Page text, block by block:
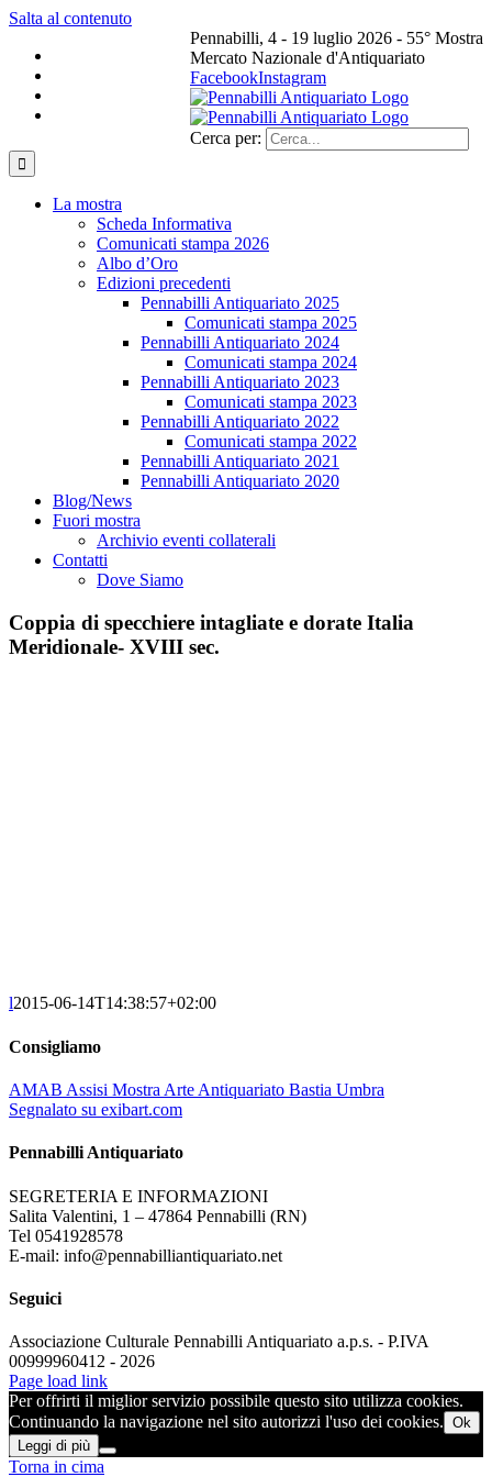
Salta al contenuto
Pennabilli, 4 - 19 luglio 2026 - 55° Mostra
Mercato Nazionale d'Antiquariato
FacebookInstagram
Cerca per:
La mostra
Scheda Informativa
Comunicati stampa 2026
Albo d’Oro
Edizioni precedenti
Pennabilli Antiquariato 2025
Comunicati stampa 2025
Pennabilli Antiquariato 2024
Comunicati stampa 2024
Pennabilli Antiquariato 2023
Comunicati stampa 2023
Pennabilli Antiquariato 2022
Comunicati stampa 2022
Pennabilli Antiquariato 2021
Pennabilli Antiquariato 2020
Blog/News
Fuori mostra
Archivio eventi collaterali
Contatti
Dove Siamo
Coppia di specchiere intagliate e dorate Italia
Meridionale- XVIII sec.
l2015-06-14T14:38:57+02:00
Consigliamo
AMAB Assisi Mostra Arte Antiquariato Bastia Umbra
Segnalato su exibart.com
Pennabilli Antiquariato
SEGRETERIA E INFORMAZIONI
Salita Valentini, 1 – 47864 Pennabilli (RN)
Tel 0541928578
E-mail: info@pennabilliantiquariato.net
Seguici
Associazione Culturale Pennabilli Antiquariato a.p.s. - P.IVA
00999960412 - 2026
Page load link
Per offrirti il miglior servizio possibile questo sito utilizza cookies.
Continuando la navigazione nel sito autorizzi l'uso dei cookies. Ok
Leggi di più
Torna in cima